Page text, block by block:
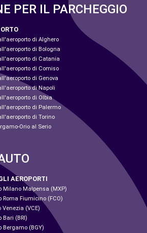
PER IL PARCHEGGIO
di Alghero
di Bologna
di Catania
di Comiso
di Genova
di Napoli
di Olbia
di Palermo
di Torino
Orio al Serio
AEROPORTI
Milano Malpensa (MXP)
Roma Fiumicino (FCO)
Venezia (VCE)
Bari (BRI)
Bergamo (BGY)